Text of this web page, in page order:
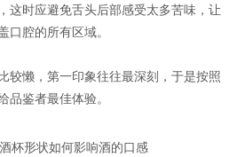
时应避免舌头后部感受太多苦味，让
口腔的所有区域。
懒，第一印象往往最深刻，于是按照
品鉴者最佳体验。